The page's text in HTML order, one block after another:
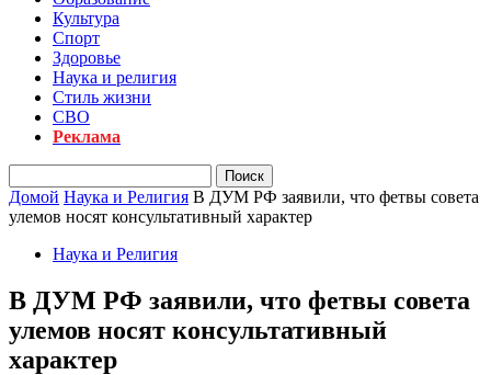
Культура
Спорт
Здоровье
Наука и религия
Стиль жизни
СВО
Реклама
Домой Наука и Религия В ДУМ РФ заявили, что фетвы cовета
улемов носят консультативный характер
Наука и Религия
В ДУМ РФ заявили, что фетвы cовета
улемов носят консультативный
характер